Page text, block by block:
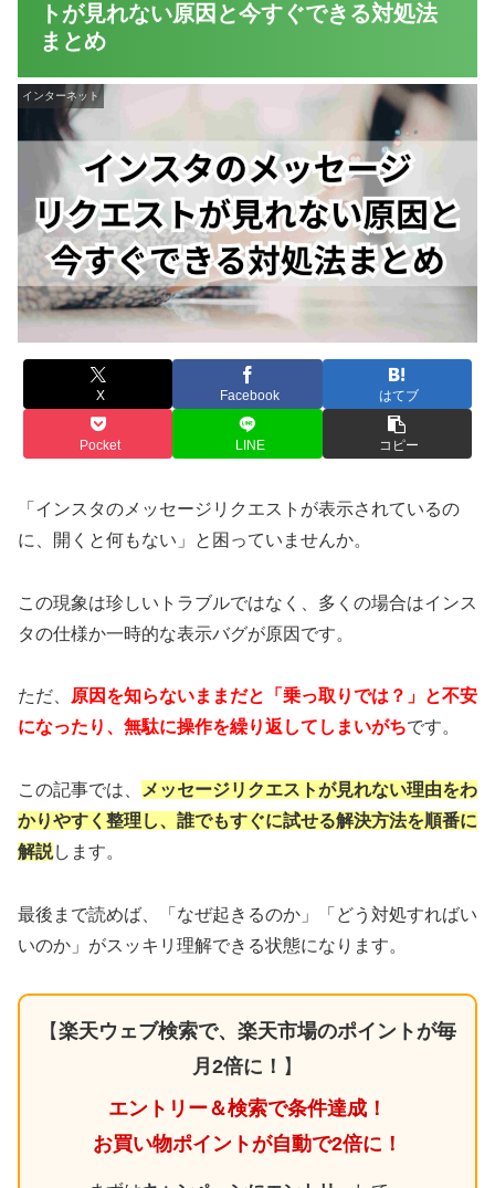
トが見れない原因と今すぐできる対処法
まとめ
インターネット
X Facebook はてブ
Pocket LINE コピー
「インスタのメッセージリクエストが表示されているの
に、開くと何もない」と困っていませんか。
この現象は珍しいトラブルではなく、多くの場合はインス
タの仕様か一時的な表示バグが原因です。
ただ、
原因を知らないままだと「乗っ取りでは？」と不安
になったり、無駄に操作を繰り返してしまいがちです。
この記事では、
メッセージリクエストが見れない理由をわ
かりやすく整理し、誰でもすぐに試せる解決方法を順番に
解説します。
最後まで読めば、「なぜ起きるのか」「どう対処すればい
いのか」がスッキリ理解できる状態になります。
【楽天ウェブ検索で、楽天市場のポイントが毎
月2倍に！ 】
エントリー＆検索で条件達成！
お買い物ポイントが自動で2倍に！